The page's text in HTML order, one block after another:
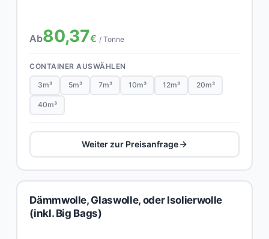
Ab80,37€ / Tonne
CONTAINER AUSWÄHLEN
3m³ 5m³ 7m³ 10m³ 12m³ 20m³
40m³
Weiter zur Preisanfrage
Dämmwolle, Glaswolle, oder Isolierwolle
(inkl. Big Bags)